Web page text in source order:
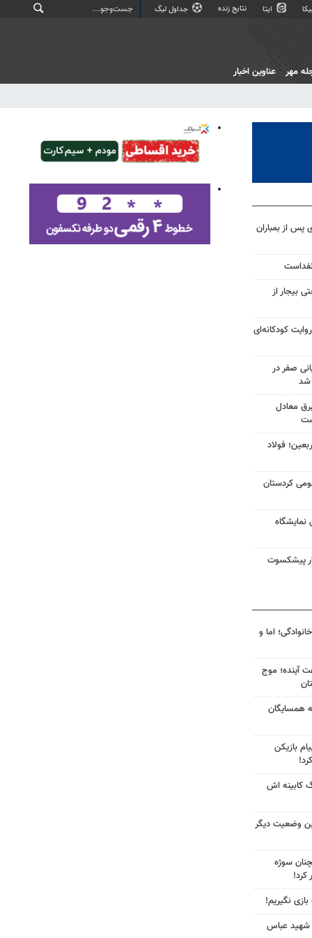
ایتا نتایج زنده جداول لیگ
مهر عناوین اخبار
پس از بمباران
بیجار از
کودکانه‌ای
صفر در
شد
برق معادل
فولاد
کردستان
نمایشگاه
پیشکسوت
اما و
کشور در ۷۲ ساعت آینده؛ موج
همسایگان
بازیکن
کابینه اش
وضعیت دیگر
سوژه
کرد!
بازی نگیریم!
شهید عباس